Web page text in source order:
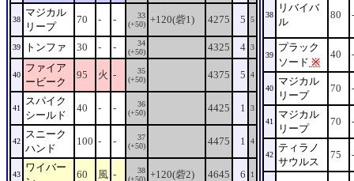
38
マジカル
リープ
70 - -
33
(+50) +120(砦1) 4275 5 5
39 トンファ 30 - -
34
(+50)
4325 4 3
40
ファイア
ービーク
95 火 -
35
(+50)
4375 5 4
41
スパイク
シールド
40 - -
36
(+50)
4425 1 3
42
スニーク
ハンド
100 - -
37
(+50)
4475 1 4
43
ワイバー
60 風 -
38
(+50) +120(砦2) 4645 6 1
38
リバイバ
ル
80 -
39
プラック
ソード ※
40 -
40
マジカル
リープ
70 -
41
マジカル
リープ
70 -
42
ティラノ
サウルス
75 -